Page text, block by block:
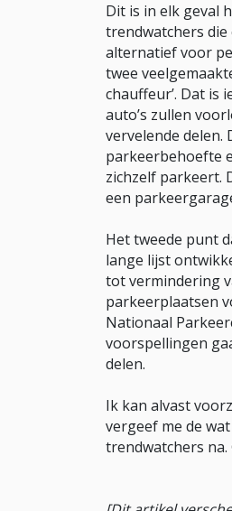
Dit is in elk geval
trendwatchers
alternatief voor
twee
chauffeur’. Dat is
auto’s zullen
vervelende delen.
parkeerbehoefte
zichzelf parkeert.
een
Het tweede punt
lange lijst
tot vermindering
parkeerplaatsen
Nationaal
voorspellingen
delen.
Ik kan alvast
vergeef me de
trendwatchers